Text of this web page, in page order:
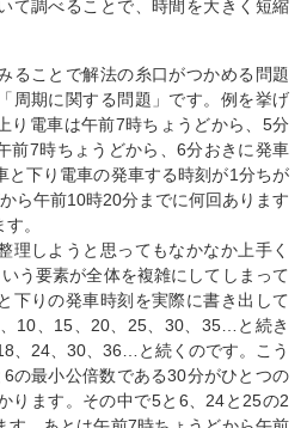
て調べることで、時間を大きく短縮
ることで解法の糸口がつかめる問題
周期に関する問題」です。例を挙げ
り電車は午前7時ちょうどから、5分
前7時ちょうどから、6分おきに発車
と下り電車の発車する時刻が1分ちが
ら午前10時20分までに何回あります
。
理しようと思ってもなかなか上手く
う要素が全体を複雑にしてしまって
下りの発車時刻を実際に書き出して
10、15、20、25、30、35…と続き
、24、30、36…と続くのです。こう
の最小公倍数である30分がひとつの
ります。その中で5と6、24と25の2